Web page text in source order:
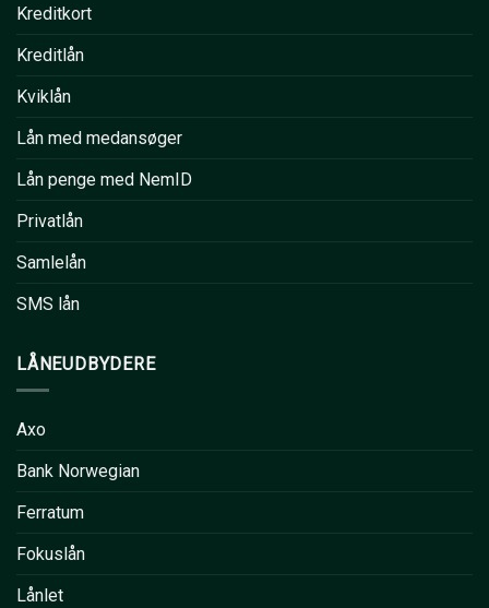
Kreditkort
Kreditlån
Kviklån
Lån med medansøger
Lån penge med NemID
Privatlån
Samlelån
SMS lån
LÅNEUDBYDERE
Axo
Bank Norwegian
Ferratum
Fokuslån
Lånlet